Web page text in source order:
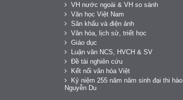
VH nước ngoài & VH so sánh
Văn học Việt Nam
Sân khấu và điện ảnh
Văn hóa, lịch sử, triết học
Giáo dục
Luận văn NCS, HVCH & SV
Đề tài nghiên cứu
Kết nối văn hóa Việt
Kỷ niệm 255 năm năm sinh đại thi hào
Nguyễn Du